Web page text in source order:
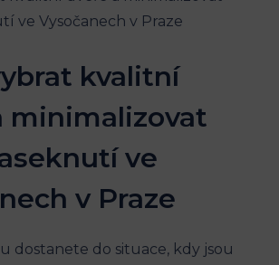
kvalitní
minimalizovat
ve
v Praze
dostanete do situace, kdy jsou